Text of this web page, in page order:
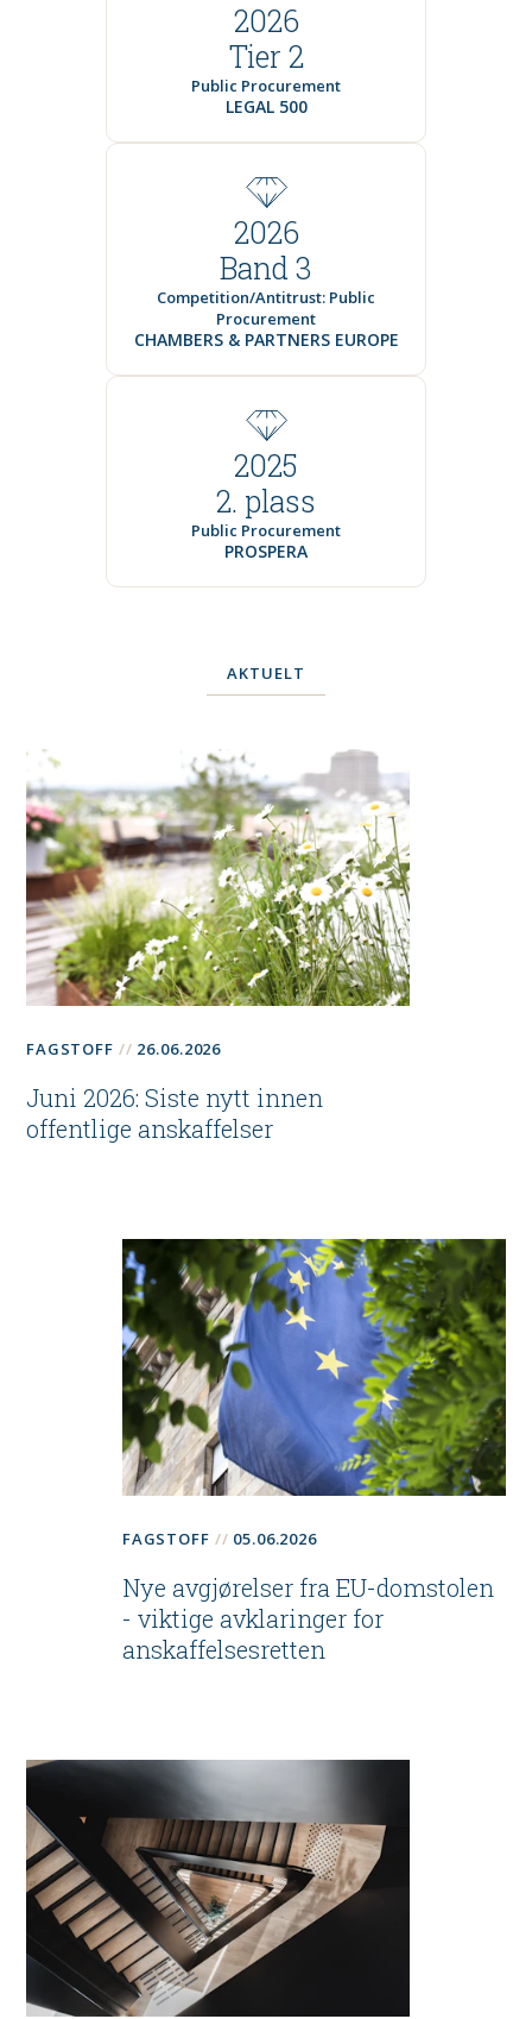
2026
Tier 2
Public Procurement
LEGAL 500
2026
Band 3
Competition/Antitrust: Public
Procurement
CHAMBERS & PARTNERS EUROPE
2025
2. plass
Public Procurement
PROSPERA
AKTUELT
FAGSTOFF 26.06.2026
Juni 2026: Siste nytt innen
offentlige anskaffelser
FAGSTOFF 05.06.2026
Nye avgjørelser fra EU-domstolen
- viktige avklaringer for
anskaffelsesretten